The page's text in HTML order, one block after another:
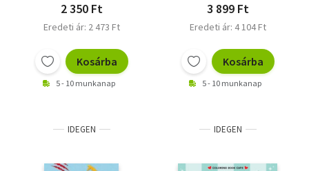
2 350 Ft
Eredeti ár: 2 473 Ft
Kosárba
5 - 10 munkanap
3 899 Ft
Eredeti ár: 4 104 Ft
Kosárba
5 - 10 munkanap
IDEGEN IDEGEN